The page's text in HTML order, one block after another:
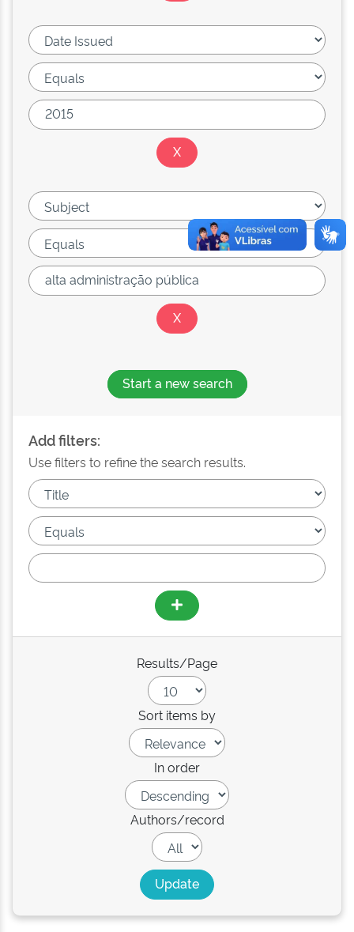
Start a new search
Add filters:
Use filters to refine the search results.
Results/Page
Sort items by
In order
Authors/record